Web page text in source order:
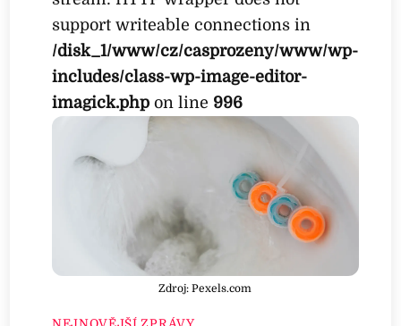
support writeable connections in
/disk_1/www/cz/casprozeny/www/wp-
includes/class-wp-image-editor-
imagick.php on line 996
Zdroj: Pexels.com